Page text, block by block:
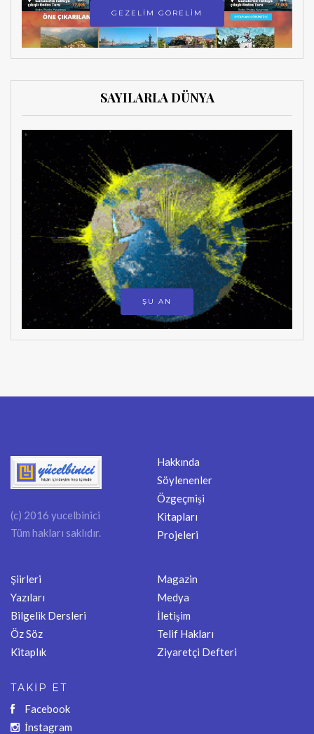
GEZELİM GÖRELİM
SAYILARLA DÜNYA
ŞU AN
(c) 2016 yucelbinici
Tüm hakları saklıdır.
Hakkında
Söylenenler
Özgeçmişi
Kitapları
Projeleri
Şiirleri
Yazıları
Bilgelik Dersleri
Öz Söz
Kitaplık
Magazin
Medya
İletişim
Telif Hakları
Ziyaretçi Defteri
TAKİP ET
Facebook
İnstagram